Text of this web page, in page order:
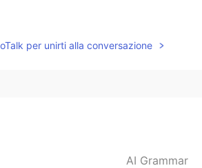
per unirti alla conversazione
AI Grammar